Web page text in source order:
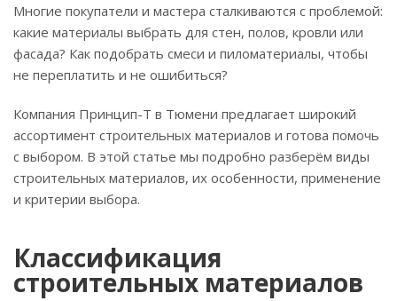
Многие покупатели и мастера сталкиваются с проблемой:
какие материалы выбрать для стен, полов, кровли или
фасада? Как подобрать смеси и пиломатериалы, чтобы
не переплатить и не ошибиться?
Компания Принцип-Т в Тюмени предлагает широкий
ассортимент строительных материалов и готова помочь
с выбором. В этой статье мы подробно разберём виды
строительных материалов, их особенности, применение
и критерии выбора.
Классификация
строительных материалов